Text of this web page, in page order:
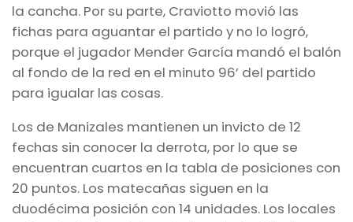
la cancha. Por su parte, Craviotto movió las
fichas para aguantar el partido y no lo logró,
porque el jugador Mender García mandó el balón
al fondo de la red en el minuto 96’ del partido
para igualar las cosas.
Los de Manizales mantienen un invicto de 12
fechas sin conocer la derrota, por lo que se
encuentran cuartos en la tabla de posiciones con
20 puntos. Los matecañas siguen en la
duodécima posición con 14 unidades. Los locales